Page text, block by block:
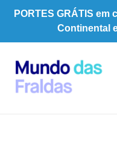
para
Conteúdo
PORTES GRÁTIS em
Continental